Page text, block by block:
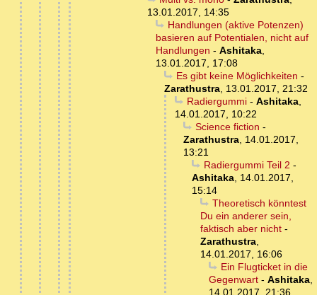
13.01.2017, 14:35
Handlungen (aktive Potenzen)
basieren auf Potentialen, nicht auf
Handlungen - Ashitaka,
13.01.2017, 17:08
Es gibt keine Möglichkeiten -
Zarathustra, 13.01.2017, 21:32
Radiergummi- Ashitaka,
14.01.2017, 10:22
Science fiction -
Zarathustra, 14.01.2017,
13:21
Radiergummi Teil 2 -
Ashitaka, 14.01.2017,
15:14
Theoretisch könntest
Du ein anderer sein,
faktisch aber nicht -
Zarathustra,
14.01.2017, 16:06
Ein Flugticket in die
Gegenwart - Ashitaka,
14.01.2017, 21:36